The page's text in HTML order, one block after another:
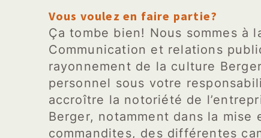
Vous voulez en faire partie?
Ça tombe bien! Nous sommes à
Communication et relations
rayonnement de la culture
personnel sous votre
accroître la notoriété de
Berger, notamment dans la
commandites, des différentes